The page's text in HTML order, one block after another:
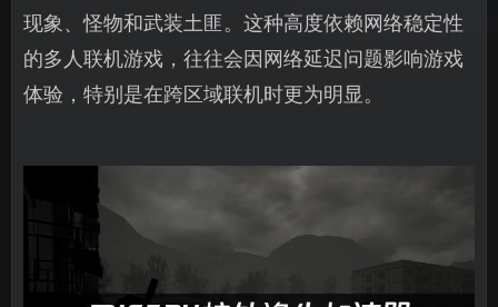
现象、怪物和武装土匪。这种高度依赖网络稳定性
的多人联机游戏，往往会因网络延迟问题影响游戏
体验，特别是在跨区域联机时更为明显。